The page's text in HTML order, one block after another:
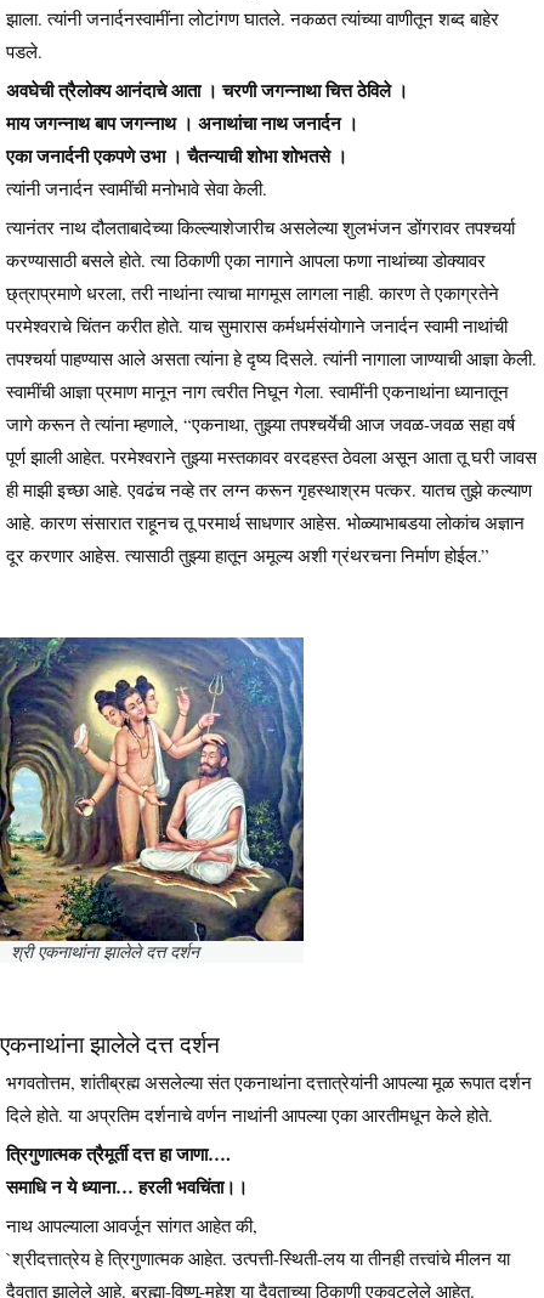
झाला. त्यांनी जनार्दनस्वामींना लोटांगण घातले. नकळत त्यांच्या वाणीतून शब्द बाहेर
पडले.
अवघेची त्रैलोक्य आनंदाचे आता । चरणी जगन्नाथा चित्त ठेविले ।
माय जगन्नाथ बाप जगन्नाथ । अनाथांचा नाथ जनार्दन ।
एका जनार्दनी एकपणे उभा । चैतन्याची शोभा शोभतसे ।
त्यांनी जनार्दन स्वामींची मनोभावे सेवा केली.
त्यानंतर नाथ दौलताबादेच्या किल्ल्याशेजारीच असलेल्या शुलभंजन डोंगरावर तपश्चर्या
करण्यासाठी बसले होते. त्या ठिकाणी एका नागाने आपला फणा नाथांच्या डोक्यावर
छ्त्राप्रमाणे धरला, तरी नाथांना त्याचा मागमूस लागला नाही. कारण ते एकाग्रतेने
परमेश्वराचे चिंतन करीत होते. याच सुमारास कर्मधर्मसंयोगाने जनार्दन स्वामी नाथांची
तपश्चर्या पाहण्यास आले असता त्यांना हे दृष्य दिसले. त्यांनी नागाला जाण्याची आज्ञा केली.
स्वामींची आज्ञा प्रमाण मानून नाग त्वरीत निघून गेला. स्वामींनी एकनाथांना ध्यानातून
जागे करून ते त्यांना म्हणाले, “एकनाथा, तुझ्या तपश्चर्येची आज जवळ-जवळ सहा वर्ष
पूर्ण झाली आहेत. परमेश्वराने तुझ्या मस्तकावर वरदहस्त ठेवला असून आता तू घरी जावस
ही माझी इच्छा आहे. एवढंच नव्हे तर लग्न करून गृहस्थाश्रम पत्कर. यातच तुझे कल्याण
आहे. कारण संसारात राहूनच तू परमार्थ साधणार आहेस. भोळ्याभाबडया लोकांच अज्ञान
दूर करणार आहेस. त्यासाठी तुझ्या हातून अमूल्य अशी ग्रंथरचना निर्माण होईल.”
श्री एकनाथांना झालेले दत्त दर्शन
एकनाथांना झालेले दत्त दर्शन
भगवतोत्तम, शांतीब्रह्म असलेल्या संत एकनाथांना दत्तात्रेयांनी आपल्या मूळ रूपात दर्शन
दिले होते. या अप्रतिम दर्शनाचे वर्णन नाथांनी आपल्या एका आरतीमधून केले होते.
त्रिगुणात्मक त्रैमूर्ती दत्त हा जाणा….
समाधि न ये ध्याना… हरली भवचिंता।।
नाथ आपल्याला आवर्जून सांगत आहेत की,
`श्रीदत्तात्रेय हे त्रिगुणात्मक आहेत. उत्पत्ती-स्थिती-लय या तीनही तत्त्वांचे मीलन या
दैवतात झालेले आहे. ब्रह्मा-विष्णू-महेश या दैवताच्या ठिकाणी एकवटलेले आहेत.